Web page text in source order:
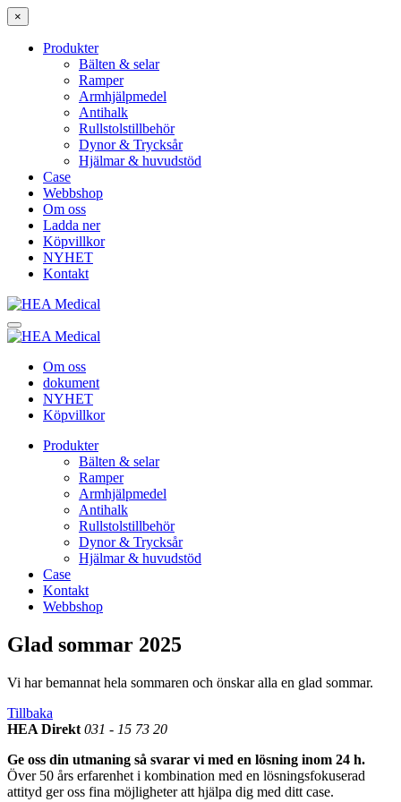
×
Produkter
Bälten & selar
Ramper
Armhjälpmedel
Antihalk
Rullstolstillbehör
Dynor & Trycksår
Hjälmar & huvudstöd
Case
Webbshop
Om oss
Ladda ner
Köpvillkor
NYHET
Kontakt
Om oss
dokument
NYHET
Köpvillkor
Produkter
Bälten & selar
Ramper
Armhjälpmedel
Antihalk
Rullstolstillbehör
Dynor & Trycksår
Hjälmar & huvudstöd
Case
Kontakt
Webbshop
Glad sommar 2025
Vi har bemannat hela sommaren och önskar alla en glad sommar.
Tillbaka
HEA Direkt 031 - 15 73 20
Ge oss din utmaning så svarar vi med en lösning inom 24 h.
Över 50 års erfarenhet i kombination med en lösningsfokuserad
attityd ger oss fina möjligheter att hjälpa dig med ditt case.